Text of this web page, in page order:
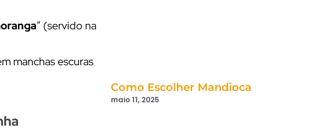
” (servido na
manchas escuras
Como Escolher Mandioca
maio 11, 2025